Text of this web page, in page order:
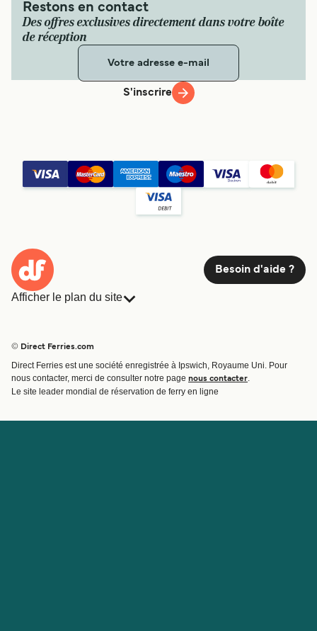
Restons en contact
Des offres exclusives directement dans votre boîte
de réception
S'inscrire
Besoin d'aide ?
Afficher le plan du site
Pays
Traversées et ports
Billet de bateau
© Direct Ferries.com
Direct Ferries est une société enregistrée à Ipswich, Royaume Uni. Pour
nous contacter, merci de consulter notre page nous contacter.
Le site leader mondial de réservation de ferry en ligne